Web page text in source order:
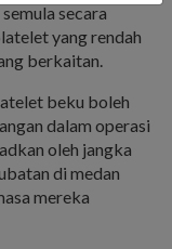
secara
yang rendah
berkaitan.
beku boleh
dalam operasi
oleh jangka
di medan
mereka